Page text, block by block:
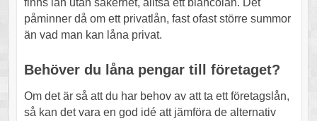
påminner då om ett privatlån, fast ofast större summor
än vad man kan låna privat.
Behöver du låna pengar till företaget?
Om det är så att du har behov av att ta ett företagslån,
så kan det vara en god idé att jämföra de alternativ